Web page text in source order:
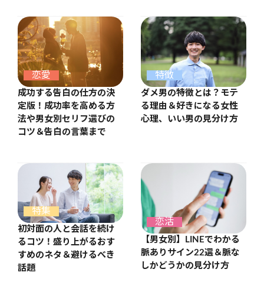
恋愛
成功する告白の仕方の決
定版！成功率を高める方
法や男女別セリフ選びの
コツ＆告白の言葉まで
特徴
ダメ男の特徴とは？モテ
る理由＆好きになる女性
心理、いい男の見分け方
特集
初対面の人と会話を続け
るコツ！盛り上がるおす
すめのネタ＆避けるべき
話題
恋活
【男女別】LINEでわかる
脈ありサイン22選＆脈な
しかどうかの見分け方